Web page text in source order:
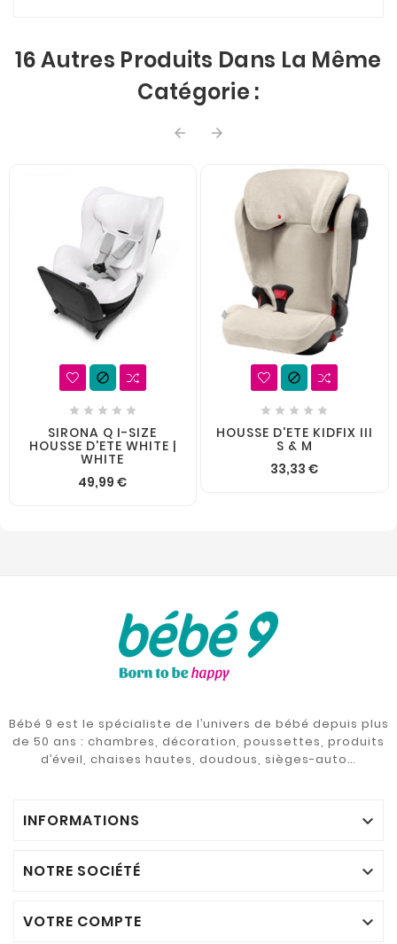
16 Autres Produits Dans La Même
Catégorie :
 

    
SIRONA Q I-SIZE
HOUSSE D'ETE WHITE |
WHITE
49,99 €

    
HOUSSE D'ETE KIDFIX III
S & M
33,33 €
Bébé 9 est le spécialiste de l’univers de bébé depuis plus
de 50 ans : chambres, décoration, poussettes, produits
d’éveil, chaises hautes, doudous, sièges-auto…
INFORMATIONS 
NOTRE SOCIÉTÉ 
VOTRE COMPTE 